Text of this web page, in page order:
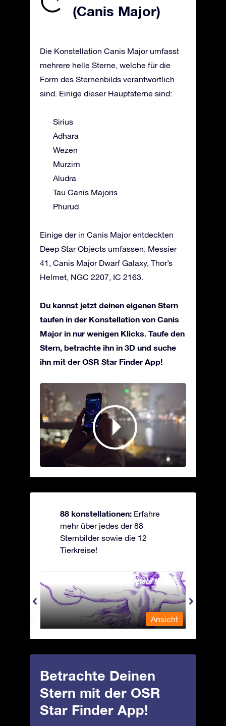
(Canis Major)
Die Konstellation Canis Major umfasst
mehrere helle Sterne, welche für die
Form des Sternenbilds verantwortlich
sind. Einige dieser Hauptsterne sind:
Sirius
Adhara
Wezen
Murzim
Aludra
Tau Canis Majoris
Phurud
Einige der in Canis Major entdeckten
Deep Star Objects umfassen: Messier
41, Canis Major Dwarf Galaxy, Thor’s
Helmet, NGC 2207, IC 2163.
Du kannst jetzt deinen eigenen Stern
taufen in der Konstellation von Canis
Major in nur wenigen Klicks. Taufe den
Stern, betrachte ihn in 3D und suche
ihn mit der OSR Star Finder App!
88 konstellationen: Erfahre
mehr über jedes der 88
Sternbilder sowie die 12
Tierkreise!
Andromeda - Die angekettete Magd
Ansicht
Betrachte Deinen
Stern mit der OSR
Star Finder App!